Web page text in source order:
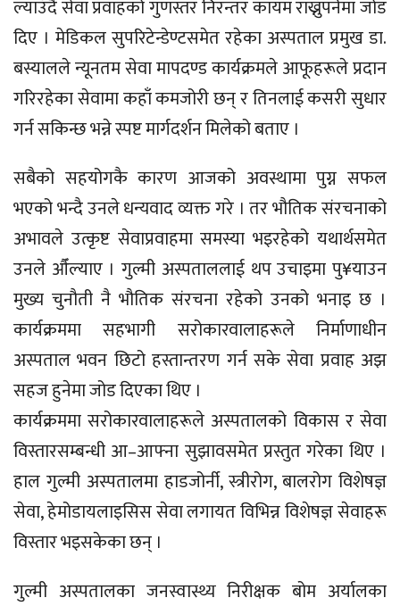
ल्याउँदै सेवा प्रवाहको गुणस्तर निरन्तर कायम राख्नुपर्नेमा जोड
दिए । मेडिकल सुपरिटेन्डेण्टसमेत रहेका अस्पताल प्रमुख डा.
बस्यालले न्यूनतम सेवा मापदण्ड कार्यक्रमले आफूहरूले प्रदान
गरिरहेका सेवामा कहाँ कमजोरी छन् र तिनलाई कसरी सुधार
गर्न सकिन्छ भन्ने स्पष्ट मार्गदर्शन मिलेको बताए ।
सबैको सहयोगकै कारण आजको अवस्थामा पुग्न सफल
भएको भन्दै उनले धन्यवाद व्यक्त गरे । तर भौतिक संरचनाको
अभावले उत्कृष्ट सेवाप्रवाहमा समस्या भइरहेको यथार्थसमेत
उनले औँल्याए । गुल्मी अस्पताललाई थप उचाइमा पु¥याउन
मुख्य चुनौती नै भौतिक संरचना रहेको उनको भनाइ छ ।
कार्यक्रममा सहभागी सरोकारवालाहरूले निर्माणाधीन
अस्पताल भवन छिटो हस्तान्तरण गर्न सके सेवा प्रवाह अझ
सहज हुनेमा जोड दिएका थिए ।
कार्यक्रममा सरोकारवालाहरूले अस्पतालको विकास र सेवा
विस्तारसम्बन्धी आ–आफ्ना सुझावसमेत प्रस्तुत गरेका थिए ।
हाल गुल्मी अस्पतालमा हाडजोर्नी, स्त्रीरोग, बालरोग विशेषज्ञ
सेवा, हेमोडायलाइसिस सेवा लगायत विभिन्न विशेषज्ञ सेवाहरू
विस्तार भइसकेका छन् ।
गुल्मी अस्पतालका जनस्वास्थ्य निरीक्षक बोम अर्यालका